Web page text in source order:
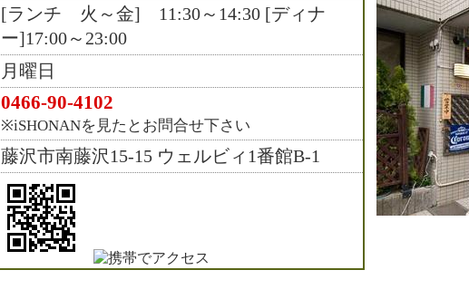
[ランチ 火～金] 11:30～14:30 [ディナ
ー]17:00～23:00
月曜日
0466-90-4102
※iSHONANを見たとお問合せ下さい
藤沢市南藤沢15-15 ウェルビィ1番館B-1